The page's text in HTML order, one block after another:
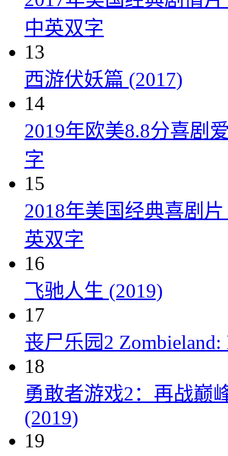
中英双字
13
西游伏妖篇 (2017)
14
2019年欧美8.8分喜剧
字
15
2018年美国经典喜剧
英双字
16
飞驰人生 (2019)
17
丧尸乐园2 Zombieland:
18
勇敢者游戏2：再战巅
(2019)
19